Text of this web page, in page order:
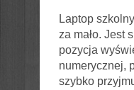
Laptop
za mało. Jest
pozycja
numerycznej,
szybko